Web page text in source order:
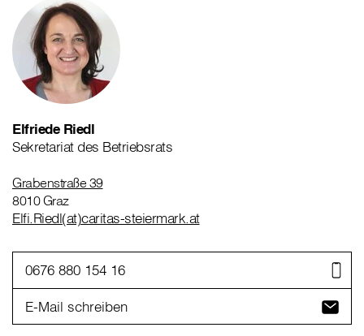
Elfriede Riedl
Sekretariat des Betriebsrats
Grabenstraße 39
8010 Graz
Elfi.Riedl(at)caritas-steiermark.at
0676 880 154 16
E-Mail schreiben